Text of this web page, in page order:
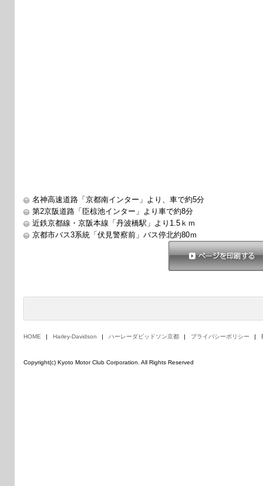
名神高速道路「京都南インター」より、車で約5分
第2京阪道路「臣椋池インター」より車で約8分
近鉄京都線・京阪本線「丹波橋駅」より1.5ｋｍ
京都市バス3系統「伏見警察前」バス停北約80ｍ
HOME Harley-Davidson ハーレーダビッドソン京都 プライバシーポリシー
Copyright(c) Kyoto Motor Club Corporation. All Rights Reserved